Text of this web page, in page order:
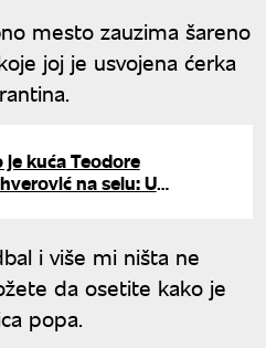
mesto zauzima šareno
joj je usvojena ćerka
je kuća Teodore
na selu: U
i više mi ništa ne
da osetite kako je
popa.